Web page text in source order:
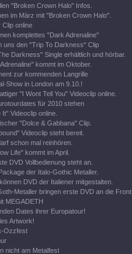
"Broken Crown Halo" Infos.
im März mit "Broken Crown Halo".
Clip online
komplettes "Dark Adrenaline"
uns den "Trip To Darkness" Clip
Darkness" Single erhältlich und hörbar.
kommt im Oktober.
zur kommenden Langrille
Show in London am 9.10.!
"I Wont Tell You" Videoclip online.
für 2010 stehen
It" Videoclip online.
"Dolce & Gabbana" Clip.
Videoclip steht bereit.
schon mal reinhören.
Life" kommt im April.
DVD Vollbedienung steht an.
der Italo-Gothic Metaller.
DVD der Italiener mitgestalten.
Metaller bringen erste DVD an die Front.
MEGADETH
Dates ihrer Europatour!
Artwork!
Ozzfest
nicht am Metalfest